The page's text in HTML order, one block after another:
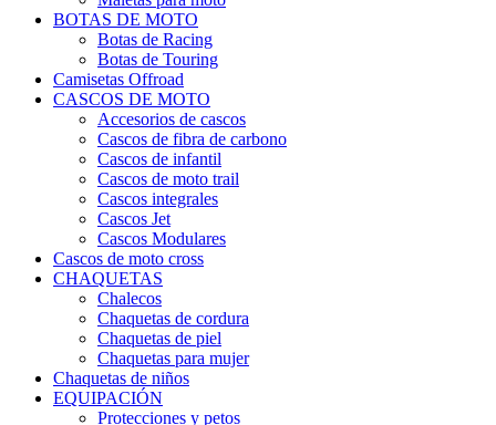
BOTAS DE MOTO
Botas de Racing
Botas de Touring
Camisetas Offroad
CASCOS DE MOTO
Accesorios de cascos
Cascos de fibra de carbono
Cascos de infantil
Cascos de moto trail
Cascos integrales
Cascos Jet
Cascos Modulares
Cascos de moto cross
CHAQUETAS
Chalecos
Chaquetas de cordura
Chaquetas de piel
Chaquetas para mujer
Chaquetas de niños
EQUIPACIÓN
Protecciones y petos